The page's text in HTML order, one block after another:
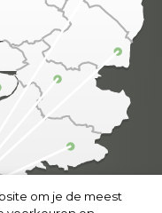
om je de meest